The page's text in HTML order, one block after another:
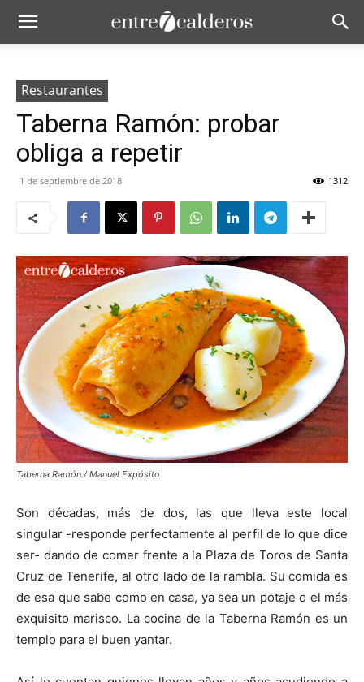
Restaurantes
Taberna Ramón: probar
obliga a repetir
1 de septiembre de 2018 1312
Taberna Ramón./ Manuel Expósito
Son décadas, más de dos, las que lleva este local
singular -responde perfectamente al perfil de lo que dice
ser- dando de comer frente a la Plaza de Toros de Santa
Cruz de Tenerife, al otro lado de la rambla. Su comida es
de esa que sabe como en casa, ya sea un potaje o el más
exquisito marisco. La cocina de la Taberna Ramón es un
templo para el buen yantar.